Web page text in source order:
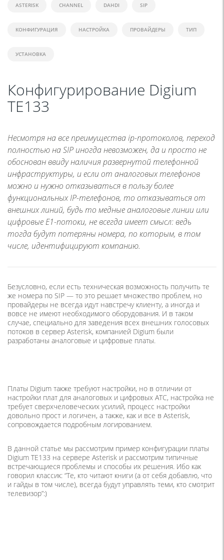
ASTERISK CHANNEL DAHDI SIP
КОНФИГУРАЦИЯ НАСТРОЙКА ПРОВАЙДЕРЫ ТИП
УСТАНОВКА
Конфигурирование Digium
TE133
Несмотря на все преимущества ip-протоколов, переход
полностью на SIP иногда невозможен, да и просто не
обоснован ввиду наличия развернутой телефонной
инфраструктуры, и если от аналоговых телефонов
можно и нужно отказываться в пользу более
функциональных IP-телефонов, то отказываться от
внешних линий, будь то медные аналоговые линии или
цифровые Е1-потоки, не всегда имеет смысл: ведь
тогда будут потеряны номера, по которым, в том
числе, идентифицируют компанию.
Безусловно, если есть техническая возможность получить те
же номера по SIP — то это решает множество проблем, но
провайдеры не всегда идут навстречу клиенту, а иногда и
вовсе не имеют необходимого оборудования. И в таком
случае, специально для заведения всех внешних голосовых
потоков в сервер Asterisk, компанией Digium были
разработаны аналоговые и цифровые платы.
Платы Digium также требуют настройки, но в отличии от
настройки плат для аналоговых и цифровых АТС, настройка не
требует сверхчеловеческих усилий, процесс настройки
довольно прост и логичен, а также, как и все в Asterisk,
сопровождается подробным логированием.
В данной статье мы рассмотрим пример конфигурации платы
Digium TE133 на сервере Asterisk и рассмотрим типичные
встречающиеся проблемы и способы их решения. Ибо как
говорил классик: “Те, кто читают книги (а от себя добавлю, что
и гайды в том числе), всегда будут управлять теми, кто смотрит
телевизор”:)